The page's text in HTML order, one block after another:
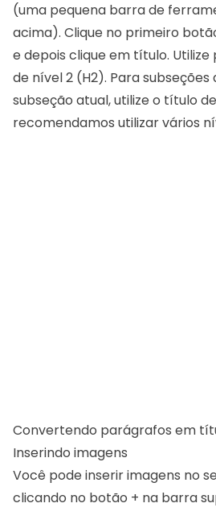
(uma pequena barra de
acima). Clique no primeiro
e depois clique em título.
de nível 2 (H2). Para
subseção atual, utilize o título
recomendamos utilizar vários
Convertendo parágrafos em
Inserindo imagens
Você pode inserir imagens no
clicando no botão + na barra